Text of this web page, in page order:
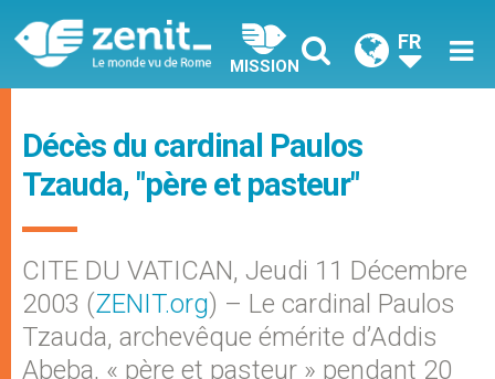
MISSION
FR
Décès du cardinal Paulos
Tzauda, "père et pasteur"
CITE DU VATICAN, Jeudi 11 Décembre
2003 (ZENIT.org) – Le cardinal Paulos
Tzauda, archevêque émérite d’Addis
Abeba, « père et pasteur » pendant 20